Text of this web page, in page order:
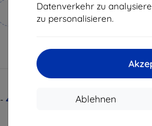
Datenverkehr zu
zu personalisieren.
Ablehnen
Maßgeschneidert
hergestellt
15,21 €
Auf Lager > 5 Stk.
- 4